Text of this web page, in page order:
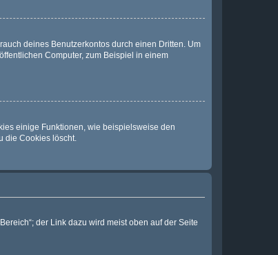
deines Benutzerkontos durch einen Dritten. Um
Computer, zum Beispiel in einem
einige Funktionen, wie beispielsweise den
die Cookies löscht.
der Link dazu wird meist oben auf der Seite